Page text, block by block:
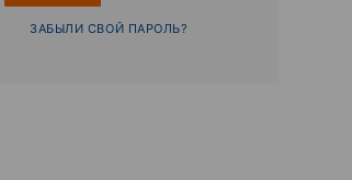
ЗАБЫЛИ СВОЙ ПАРОЛЬ?